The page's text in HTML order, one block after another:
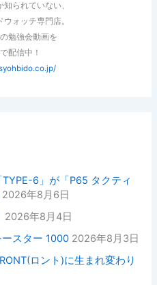
られていない、
ォッチ専門店。
勉強会動画を
配信中！
6」が「P65 タクティ
2026年8月6日
2026年8月4日
スター 1000 2026年8月3日
ロント)に生まれ変わり